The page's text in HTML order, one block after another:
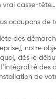
vrai casse-tête…
occupons de
des
notre
dès le
des
de